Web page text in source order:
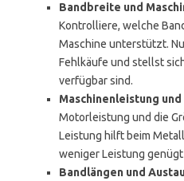
Bandbreite und
Kontrolliere, welche
Maschine unterstützt.
Fehlkäufe und stellst
verfügbar sind.
Maschinenleistung
Motorleistung und die
Leistung hilft beim
weniger Leistung
Bandlängen und